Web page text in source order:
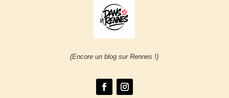
(Encore un blog sur Rennes !)